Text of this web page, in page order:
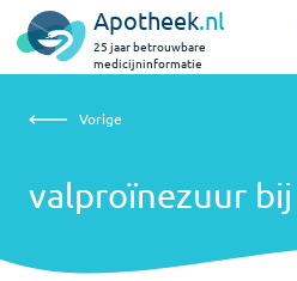
Apotheek.nl
25 jaar betrouwbare
medicijninformatie
valproïnezuur bij kinderen
Vorige
valproïnezuur